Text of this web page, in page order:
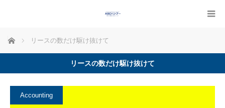
ホーム リースの数だけ駆け抜けて
リースの数だけ駆け抜けて
Accounting